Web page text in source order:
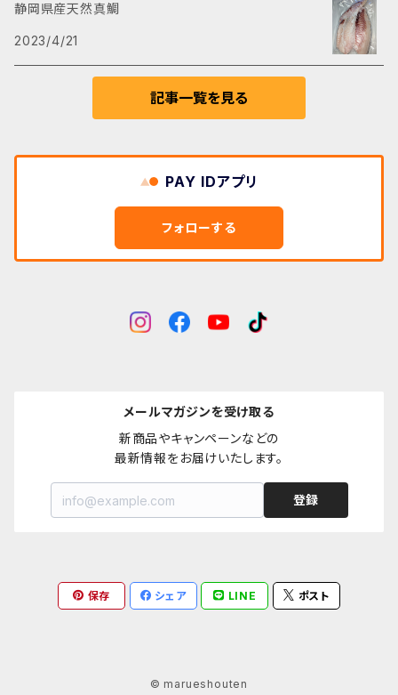
容量 50g 保存方法 要冷凍(－10℃以下) 賞味
期限 製造日から約６ヶ月(冷凍時) 製造者 ㈲丸
江商店 製造工場 静岡県湖西市新所5957-14
静岡県産天然真鯛
2023/4/21
記事一覧を見る
PAY IDアプリ
フォローする
メールマガジンを受け取る
新商品やキャンペーンなどの
最新情報をお届けいたします。
登録
保存 シェア LINE ポスト
© marueshouten